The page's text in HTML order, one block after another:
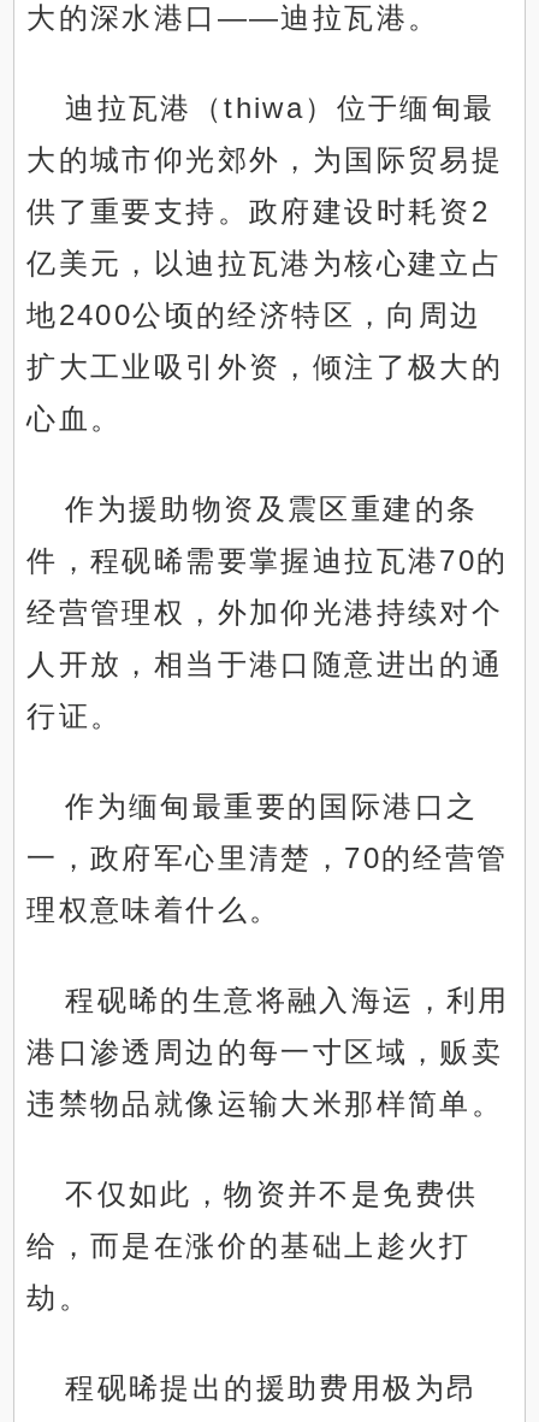
大的深水港口——迪拉瓦港。
迪拉瓦港（thiwa）位于缅甸最
大的城市仰光郊外，为国际贸易提
供了重要支持。政府建设时耗资2
亿美元，以迪拉瓦港为核心建立占
地2400公顷的经济特区，向周边
扩大工业吸引外资，倾注了极大的
心血。
作为援助物资及震区重建的条
件，程砚晞需要掌握迪拉瓦港70的
经营管理权，外加仰光港持续对个
人开放，相当于港口随意进出的通
行证。
作为缅甸最重要的国际港口之
一，政府军心里清楚，70的经营管
理权意味着什么。
程砚晞的生意将融入海运，利用
港口渗透周边的每一寸区域，贩卖
违禁物品就像运输大米那样简单。
不仅如此，物资并不是免费供
给，而是在涨价的基础上趁火打
劫。
程砚晞提出的援助费用极为昂